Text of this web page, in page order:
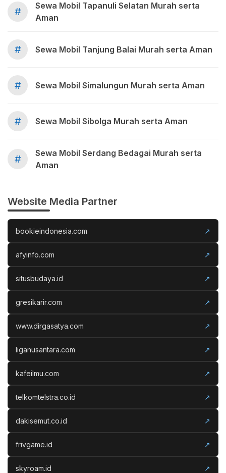
#
Sewa Mobil Tapanuli Selatan Murah serta
Aman
# Sewa Mobil Tanjung Balai Murah serta Aman
# Sewa Mobil Simalungun Murah serta Aman
# Sewa Mobil Sibolga Murah serta Aman
#
Sewa Mobil Serdang Bedagai Murah serta
Aman
Website Media Partner
bookieindonesia.com ↗
afyinfo.com ↗
situsbudaya.id ↗
gresikarir.com ↗
www.dirgasatya.com ↗
liganusantara.com ↗
kafeilmu.com ↗
telkomtelstra.co.id ↗
dakisemut.co.id ↗
frivgame.id ↗
skyroam.id ↗